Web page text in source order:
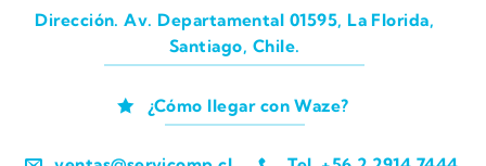
Dirección. Av. Departamental 01595, La Florida,
Santiago, Chile.
¿Cómo llegar con Waze?